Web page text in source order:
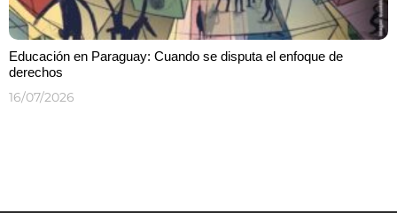
Educación en Paraguay: Cuando se disputa el enfoque de
derechos
16/07/2026